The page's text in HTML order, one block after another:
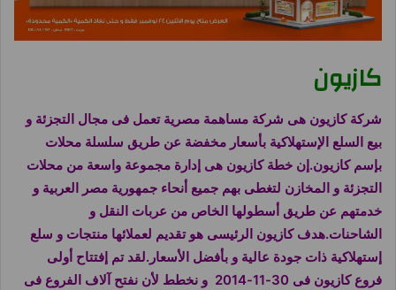
كازيون
شركة كازيون هى شركة مساهمة مصرية تعمل فى مجال التجزئة و
بيع السلع الإستهلاكية بأسعار مخفضة عن طريق سلسلة محلات
بإسمكازيون.إن خطةكازيون هى إدارة مجموعة واسعة من محلات
التجزئة و المخازن لتغطى بهم جميع أنحاء جمهورية مصر العربية و
خدمتهم عن طريق أسطولها الخاص من عربات النقل و
الشاحنات.هدف كازيون الرئيسى هو تقديم لعملائها منتجات و سلع
إستهلاكية ذات جودة عالية و بأفضل الأسعار.لقد تم إفتتاح أولى
فروعكازيون فى 30-11-2014 و نخطط لأن نفتح آلاف الفروع فى